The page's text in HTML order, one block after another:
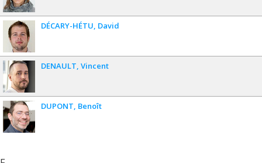
DÉCARY-HÉTU David
DENAULT Vincent
DUPONT Benoît